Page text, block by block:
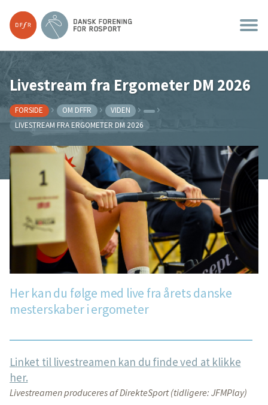
Livestream fra Ergometer DM 2026
FORSIDE OM DFFR
VIDEN
LIVESTREAM FRA ERGOMETER DM 2026
Her kan du følge med live fra årets danske
mesterskaber i ergometer
Linket til livestreamen kan du finde ved at klikke
her.
Livestreamen produceres af DirekteSport (tidligere: JFMPlay)